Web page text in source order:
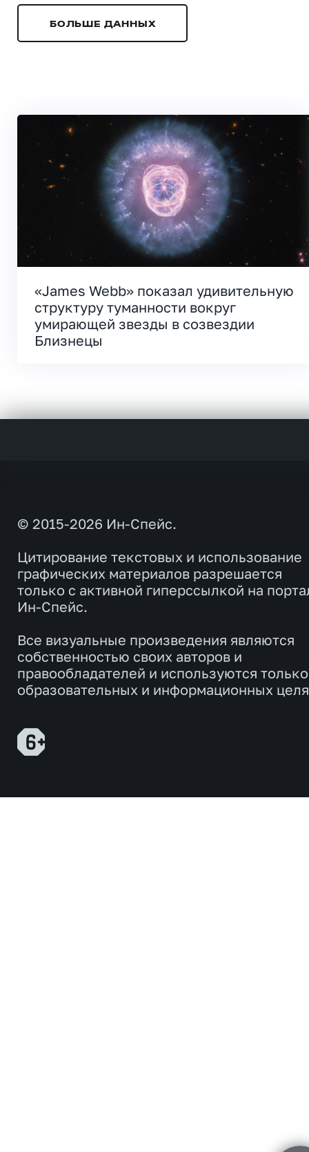
БОЛЬШЕ ДАННЫХ
«James Webb» показал удивительную
структуру туманности вокруг
умирающей звезды в созвездии
Близнецы
© 2015-2026 Ин-Спейс.
Цитирование текстовых и использование
графических материалов разрешается
только с активной гиперссылкой на
Ин-Спейс.
Все визуальные произведения являются
собственностью своих авторов и
правообладателей и используются
образовательных и информационных